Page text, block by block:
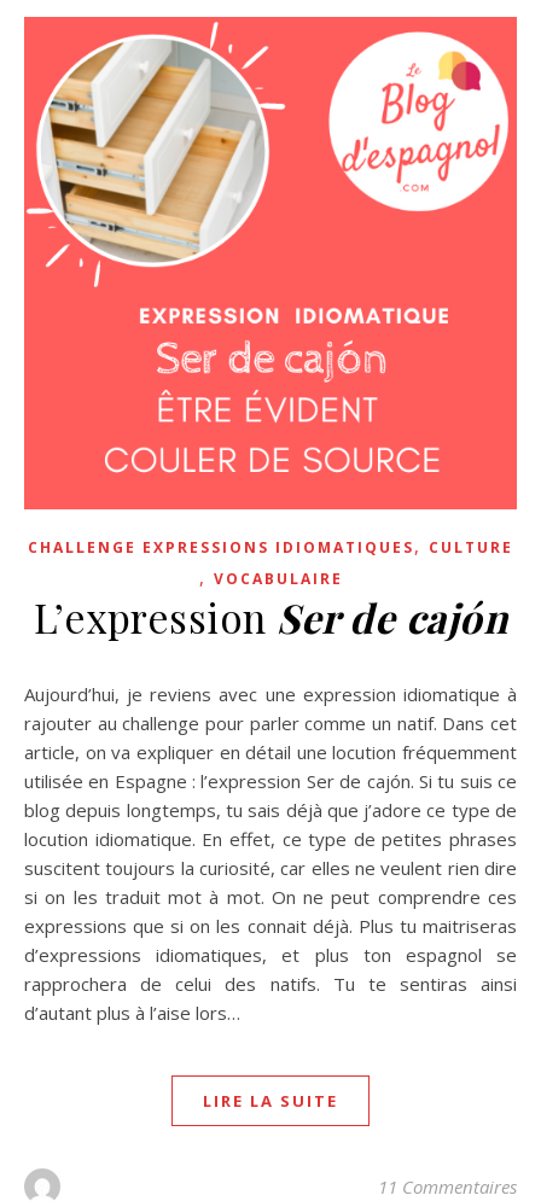
CHALLENGE EXPRESSIONS IDIOMATIQUES, CULTURE
, VOCABULAIRE
L’expression Ser de cajón
Aujourd’hui, je reviens avec une expression idiomatique à
rajouter au challenge pour parler comme un natif. Dans cet
article, on va expliquer en détail une locution fréquemment
utilisée en Espagne : l’expression Ser de cajón. Si tu suis ce
blog depuis longtemps, tu sais déjà que j’adore ce type de
locution idiomatique. En effet, ce type de petites phrases
suscitent toujours la curiosité, car elles ne veulent rien dire
si on les traduit mot à mot. On ne peut comprendre ces
expressions que si on les connait déjà. Plus tu maitriseras
d’expressions idiomatiques, et plus ton espagnol se
rapprochera de celui des natifs. Tu te sentiras ainsi
d’autant plus à l’aise lors…
LIRE LA SUITE
11 Commentaires